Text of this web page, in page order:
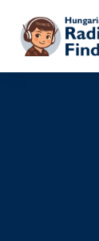
To contents